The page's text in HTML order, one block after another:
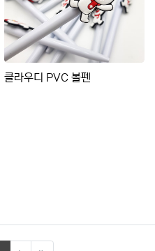
클라우디 PVC 볼펜